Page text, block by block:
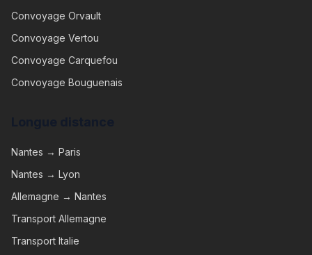
Convoyage Orvault
Convoyage Vertou
Convoyage Carquefou
Convoyage Bouguenais
Nantes → Paris
Nantes → Lyon
Allemagne → Nantes
Transport Allemagne
Transport Italie